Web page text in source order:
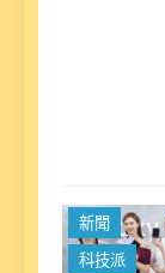
新聞
科技派